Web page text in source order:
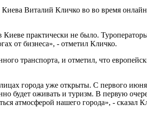
Виталий Кличко во во время
практически не было.
от бизнеса», - отметил Кличко.
транспорта, и отметил, что
города уже открыты. С первого
будет оживать и туризм. В первую
атмосферой нашего города», - сказал